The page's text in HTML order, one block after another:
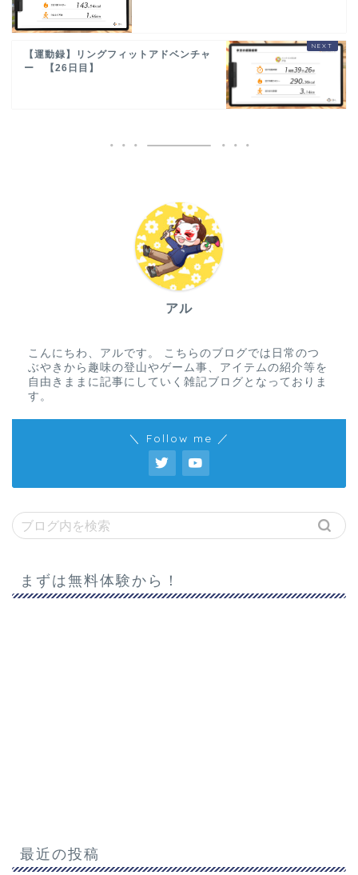
【運動録】リングフィットアドベンチャ
ー 【26日目】
アル
こんにちわ、アルです。 こちらのブログでは日常のつ
ぶやきから趣味の登山やゲーム事、アイテムの紹介等を
自由きままに記事にしていく雑記ブログとなっておりま
す。
＼ Follow me ／
まずは無料体験から！
最近の投稿